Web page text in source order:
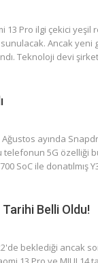
13 Pro ilgi çekici
Ancak yeni
Teknoloji devi
Ağustos ayında
5G özelliği
SoC ile donatılmış
Tarihi Belli Oldu!
beklediği ancak